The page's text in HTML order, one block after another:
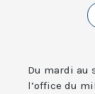
Du mardi au
l’office du